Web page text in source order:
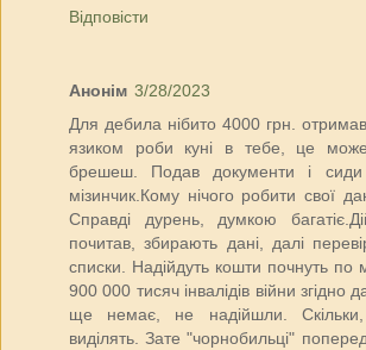
Відповісти
Анонім 3/28/2023
Для дебила нібито 4000 грн.
язиком роби куні в тебе, це
брешеш. Подав документи і сиди
мізинчик.Кому нічого робити свої
Справді дурень, думкою
почитав, збирають дані, далі
списки. Надійдуть кошти почнуть по
900 000 тисяч інвалідів війни згідно
ще немає, не надійшли.
виділять. Зате "чорнобильці"